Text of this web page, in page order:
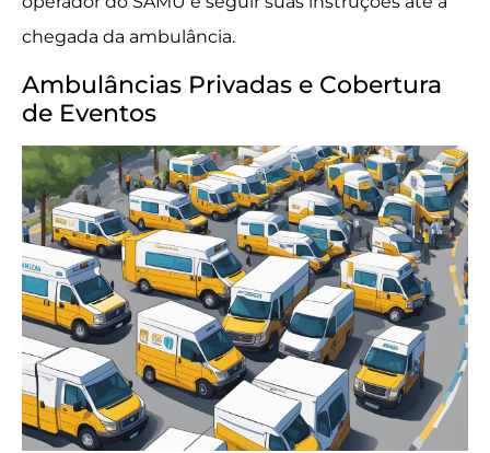
chegada da ambulância.
Ambulâncias Privadas e Cobertura
de Eventos